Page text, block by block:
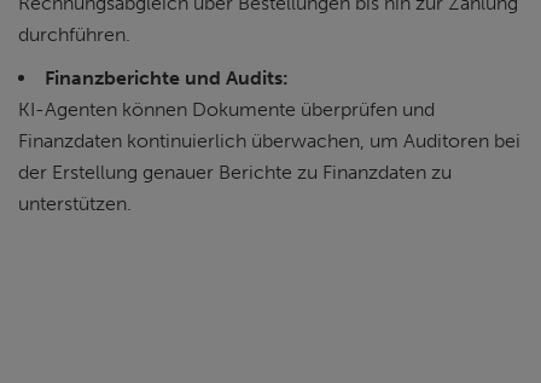
durchführen.
Finanzberichte und Audits:
KI-Agenten können Dokumente überprüfen und
Finanzdaten kontinuierlich überwachen, um Auditoren bei
der Erstellung genauer Berichte zu Finanzdaten zu
unterstützen.